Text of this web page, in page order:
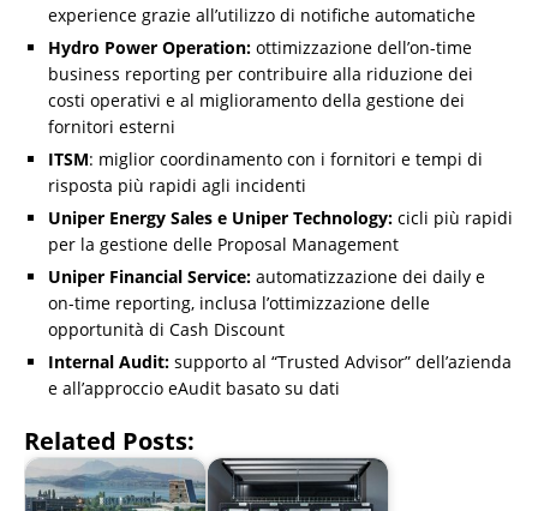
experience grazie all’utilizzo di notifiche automatiche
Hydro Power Operation: ottimizzazione dell’on-time
business reporting per contribuire alla riduzione dei
costi operativi e al miglioramento della gestione dei
fornitori esterni
ITSM: miglior coordinamento con i fornitori e tempi di
risposta più rapidi agli incidenti
Uniper Energy Sales e Uniper Technology: cicli più rapidi
per la gestione delle Proposal Management
Uniper Financial Service: automatizzazione dei daily e
on-time reporting, inclusa l’ottimizzazione delle
opportunità di Cash Discount
Internal Audit: supporto al “Trusted Advisor” dell’azienda
e all’approccio eAudit basato su dati
Related Posts: